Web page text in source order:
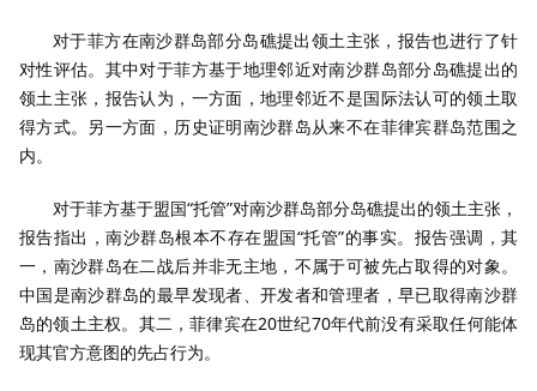
对于菲方在南沙群岛部分岛礁提出领土主张，报告也进行了针
对性评估。其中对于菲方基于地理邻近对南沙群岛部分岛礁提出的
领土主张，报告认为，一方面，地理邻近不是国际法认可的领土取
得方式。另一方面，历史证明南沙群岛从来不在菲律宾群岛范围之
内。
对于菲方基于盟国“托管”对南沙群岛部分岛礁提出的领土主张，
报告指出，南沙群岛根本不存在盟国“托管”的事实。报告强调，其
一，南沙群岛在二战后并非无主地，不属于可被先占取得的对象。
中国是南沙群岛的最早发现者、开发者和管理者，早已取得南沙群
岛的领土主权。其二，菲律宾在20世纪70年代前没有采取任何能体
现其官方意图的先占行为。